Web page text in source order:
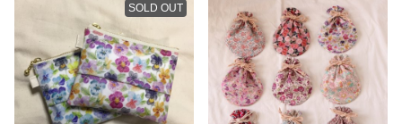
SOLD OUT